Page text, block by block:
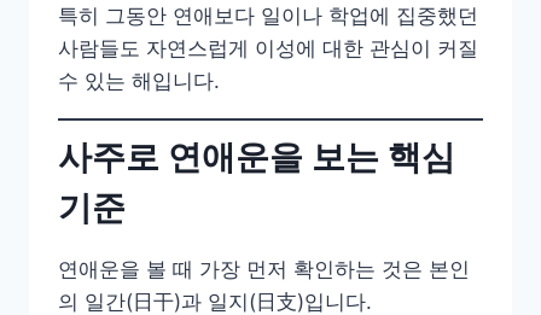
특히 그동안 연애보다 일이나 학업에 집중했던
사람들도 자연스럽게 이성에 대한 관심이 커질
수 있는 해입니다.
사주로 연애운을 보는 핵심
기준
연애운을 볼 때 가장 먼저 확인하는 것은 본인
의 일간(日干)과 일지(日支)입니다.